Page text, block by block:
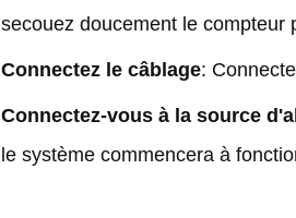
secouez doucement le compteur
Connectez le câblage:
Connectez-vous à la source
le système commencera à